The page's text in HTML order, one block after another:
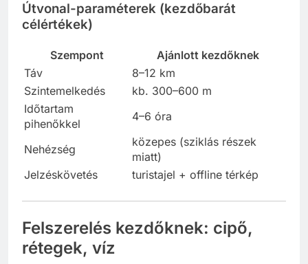
Útvonal-paraméterek (kezdőbarát
célértékek)
Szempont
Ajánlott kezdőknek
Táv
8–12 km
Szintemelkedés
kb. 300–600 m
Időtartam
pihenőkkel
4–6 óra
Nehézség
közepes (sziklás részek
miatt)
Jelzéskövetés
turistajel + offline térkép
Felszerelés kezdőknek: cipő,
rétegek, víz